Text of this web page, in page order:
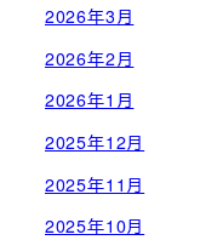
2026年3月
2026年2月
2026年1月
2025年12月
2025年11月
2025年10月